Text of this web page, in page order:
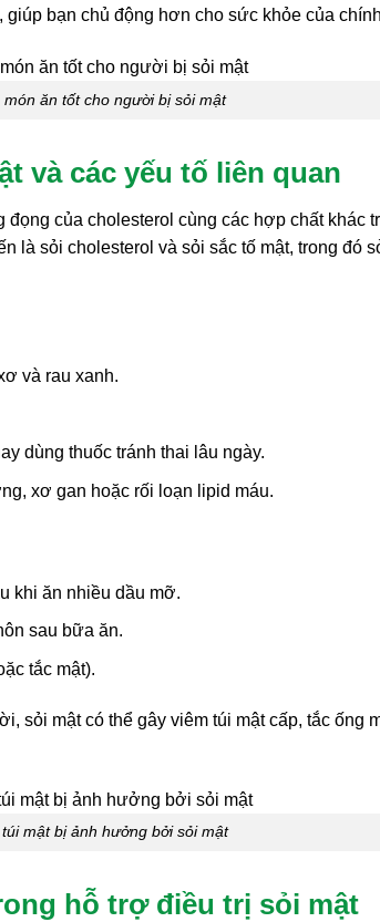
bạn chủ động hơn cho sức khỏe của
món ăn tốt cho người bị sỏi mật
và các yếu tố liên quan
của cholesterol cùng các hợp chất khác
là sỏi cholesterol và sỏi sắc tố mật, trong đó
và rau xanh.
dùng thuốc tránh thai lâu ngày.
xơ gan hoặc rối loạn lipid máu.
khi ăn nhiều dầu mỡ.
sau bữa ăn.
tắc mật).
sỏi mật có thể gây viêm túi mật cấp, tắc ống
túi mật bị ảnh hưởng bởi sỏi mật
hỗ trợ điều trị sỏi mật